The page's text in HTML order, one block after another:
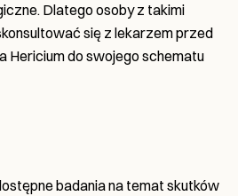
Dlatego osoby z takimi
się z lekarzem przed
Hericium do swojego schematu
badania na temat skutków